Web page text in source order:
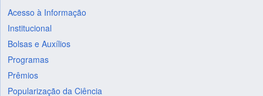
Acesso à Informação
Institucional
Bolsas e Auxílios
Programas
Prêmios
Popularização da Ciência